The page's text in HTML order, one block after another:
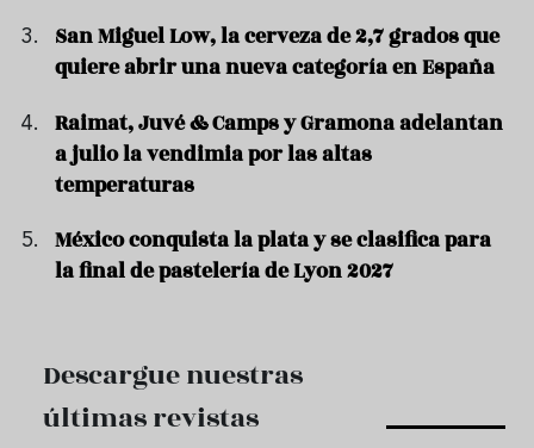
San Miguel Low, la cerveza de 2,7 grados que
quiere abrir una nueva categoría en España
Raimat, Juvé & Camps y Gramona adelantan
a julio la vendimia por las altas
temperaturas
México conquista la plata y se clasifica para
la final de pastelería de Lyon 2027
Descargue nuestras
últimas revistas